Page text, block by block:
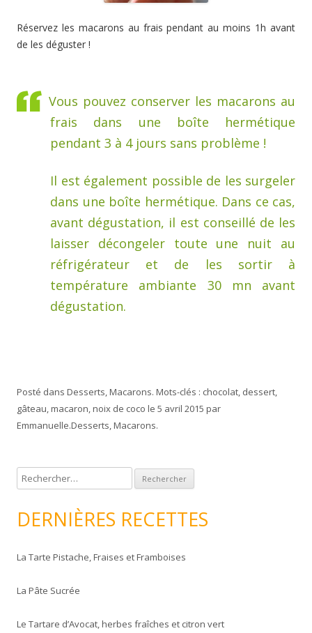
Réservez les macarons au frais pendant au moins 1h avant
de les déguster !
Vous pouvez conserver les macarons au
frais dans une boîte hermétique
pendant 3 à 4 jours sans problème !
Il est également possible de les surgeler
dans une boîte hermétique. Dans ce cas,
avant dégustation, il est conseillé de les
laisser décongeler toute une nuit au
réfrigérateur et de les sortir à
température ambiante 30 mn avant
dégustation.
Posté dans Desserts,Macarons. Mots-clés : chocolat, dessert,
gâteau,macaron,noix de coco le 5 avril 2015 par
Emmanuelle.Desserts,Macarons.
e
h
r
h
r
DERNIÈRES RECETTES
La Tarte Pistache, Fraises et Framboises
La Pâte Sucrée
Le Tartare d’Avocat, herbes fraîches et citron vert